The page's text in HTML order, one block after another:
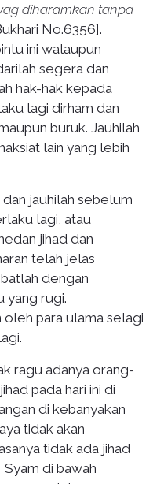
diharamkan tanpa
No.6356].
ini walaupun
segera dan
hak-hak kepada
lagi dirham dan
buruk. Jauhilah
lain yang lebih
jauhilah sebelum
lagi, atau
jihad dan
telah jelas
dengan
yang rugi.
oleh para ulama selagi
ragu adanya orang-
pada hari ini di
di kebanyakan
tidak akan
tidak ada jihad
Syam di bawah